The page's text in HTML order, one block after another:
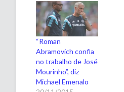
“Roman
Abramovich confia
no trabalho de José
Mourinho”, diz
Michael Emenalo